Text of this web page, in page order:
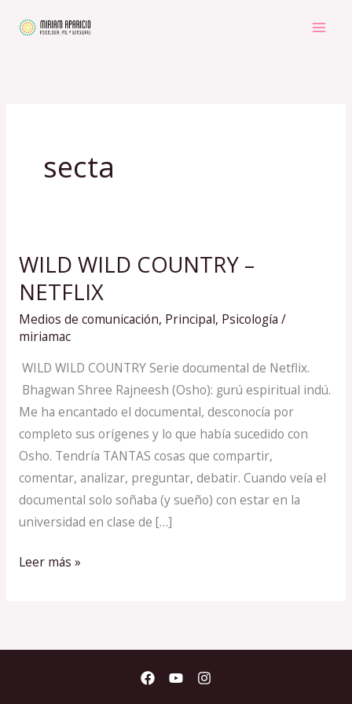
secta
WILD WILD COUNTRY –
NETFLIX
Medios de comunicación, Principal, Psicología /
miriamac
WILD WILD COUNTRY Serie documental de Netflix.
Bhagwan Shree Rajneesh (Osho): gurú espiritual indú.
Me ha encantado el documental, desconocía por
completo sus orígenes y lo que había sucedido con
Osho. Tendría TANTAS cosas que compartir,
comentar, analizar, preguntar, debatir. Cuando veía el
documental solo soñaba (y sueño) con estar en la
universidad en clase de […]
WILD
WILD
COUNTRY
–
Leer más »